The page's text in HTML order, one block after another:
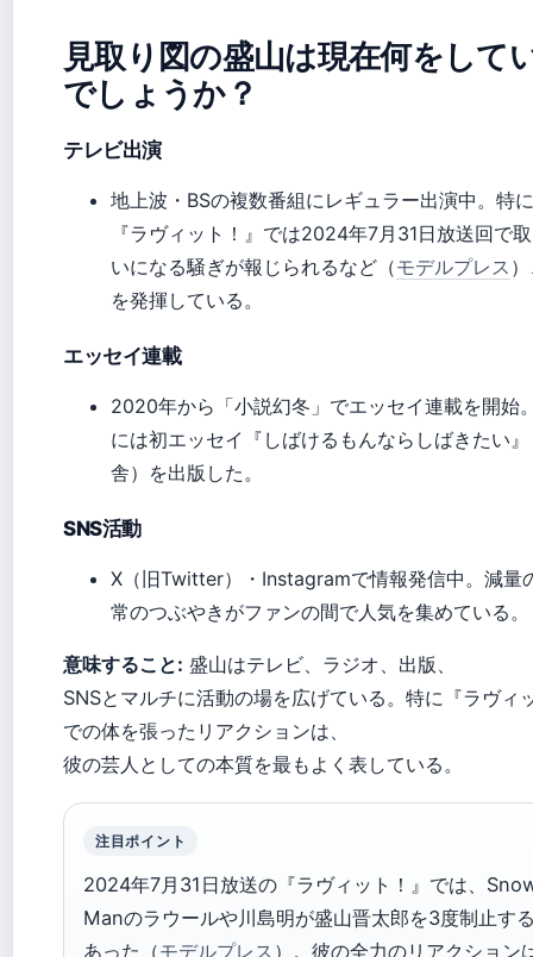
見取り図の盛山は現在何をして
でしょうか？
テレビ出演
地上波・BSの複数番組にレギュラー出演中。特
『ラヴィット！』では2024年7月31日放送回で
いになる騒ぎが報じられるなど（モデルプレス
を発揮している。
エッセイ連載
2020年から「小説幻冬」でエッセイ連載を開始
には初エッセイ『しばけるもんならしばきたい
舎）を出版した。
SNS活動
X（旧Twitter）・Instagramで情報発信中。減量
常のつぶやきがファンの間で人気を集めている。
意味すること: 盛山はテレビ、ラジオ、出版、
SNSとマルチに活動の場を広げている。特に『ラヴィ
での体を張ったリアクションは、
彼の芸人としての本質を最もよく表している。
注目ポイント
2024年7月31日放送の『ラヴィット！』では、
Manのラウールや川島明が盛山晋太郎を3度制止す
あった（モデルプレス ）。彼の全力のリアクション